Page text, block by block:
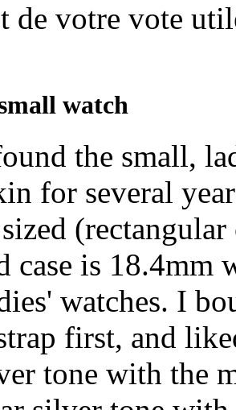
de votre vote
watch
the small,
for several
case is
watches. I
first, and
tone with the